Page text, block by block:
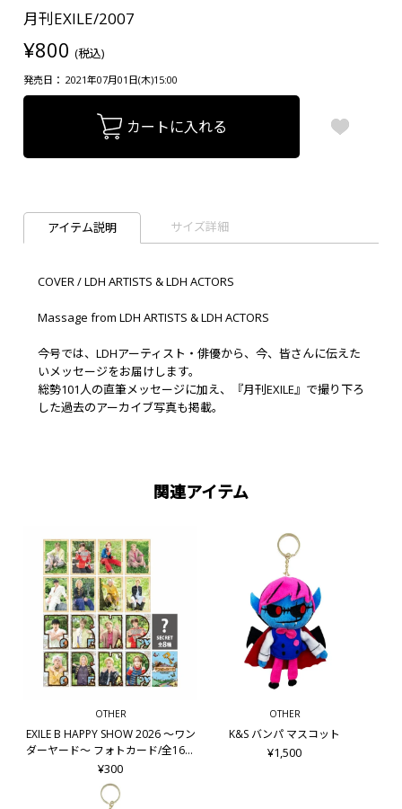
月刊EXILE/2007
¥800 (税込)
発売日： 2021年07月01日(木)15:00
カートに入れる
アイテム説明 サイズ詳細
COVER / LDH ARTISTS & LDH ACTORS
Massage from LDH ARTISTS & LDH ACTORS
今号では、LDHアーティスト・俳優から、今、皆さんに伝えた
いメッセージをお届けします。
総勢101人の直筆メッセージに加え、『月刊EXILE』で撮り下ろ
した過去のアーカイブ写真も掲載。
関連アイテム
OTHER
EXILE B HAPPY SHOW 2026 ～ワン
ダーヤード～ フォトカード/全16種
＋シークレット8種
¥300
OTHER
K&S バンパ マスコット
¥1,500